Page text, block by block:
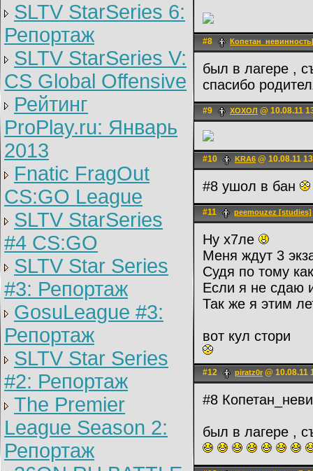
SLTV StarSeries 6:
Репортаж
SLTV StarSeries V:
CS Global Offensive
Рейтинг
ProPlay.ru: Январь
2013
Fnatic FragOut
CS:GO League
SLTV StarSeries
#4 CS:GO
SLTV Star Series
#3: Репортаж
GosuLeague #3:
Репортаж
SLTV Star Series
#2: Репортаж
The Premier
League Season 2:
Репортаж
#8
был в лагере ,
спасибо
#9 ХОХОЛ @ 10.08.11
#10 KRA6 @ 10.08.11
#8 ушол в бан
#11 peemouzez [studies]
Ну х7ле
Меня ждут 3
Судя по тому
Если я не сдаю
Так же я этим
вот кул стори
#12 piratz0r @ 10.08.11
#8
был в лагере ,